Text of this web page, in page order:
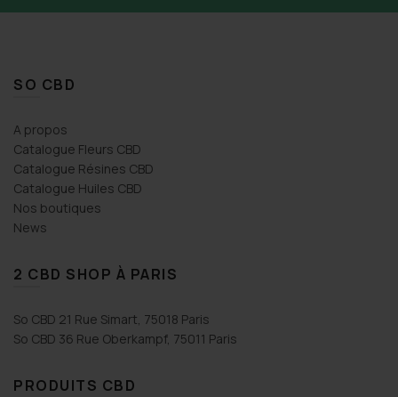
SO CBD
A propos
Catalogue Fleurs CBD
Catalogue Résines CBD
Catalogue Huiles CBD
Nos boutiques
News
2 CBD SHOP À PARIS
So CBD 21 Rue Simart, 75018 Paris
So CBD 36 Rue Oberkampf, 75011 Paris
PRODUITS CBD